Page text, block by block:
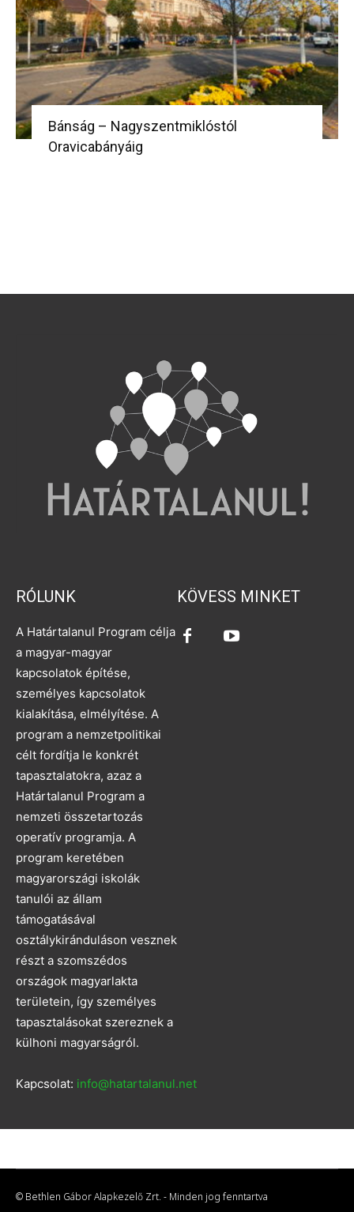
Bánság – Nagyszentmiklóstól
Oravicabányáig
RÓLUNK
A Határtalanul Program célja
a magyar-magyar
kapcsolatok építése,
személyes kapcsolatok
kialakítása, elmélyítése. A
program a nemzetpolitikai
célt fordítja le konkrét
tapasztalatokra, azaz a
Határtalanul Program a
nemzeti összetartozás
operatív programja. A
program keretében
magyarországi iskolák
tanulói az állam
támogatásával
osztálykiránduláson vesznek
részt a szomszédos
országok magyarlakta
területein, így személyes
tapasztalásokat szereznek a
külhoni magyarságról.
Kapcsolat: info@hatartalanul.net
KÖVESS MINKET
© Bethlen Gábor Alapkezelő Zrt. - Minden jog fenntartva